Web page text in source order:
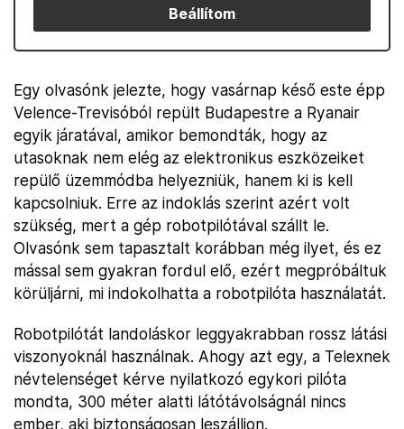
Beállítom
Egy olvasónk jelezte, hogy vasárnap késő este épp
Velence-Trevisóból repült Budapestre a Ryanair
egyik járatával, amikor bemondták, hogy az
utasoknak nem elég az elektronikus eszközeiket
repülő üzemmódba helyezniük, hanem ki is kell
kapcsolniuk. Erre az indoklás szerint azért volt
szükség, mert a gép robotpilótával szállt le.
Olvasónk sem tapasztalt korábban még ilyet, és ez
mással sem gyakran fordul elő, ezért megpróbáltuk
körüljárni, mi indokolhatta a robotpilóta használatát.
Robotpilótát landoláskor leggyakrabban rossz látási
viszonyoknál használnak. Ahogy azt egy, a Telexnek
névtelenséget kérve nyilatkozó egykori pilóta
mondta, 300 méter alatti látótávolságnál nincs
ember, aki biztonságosan leszálljon.